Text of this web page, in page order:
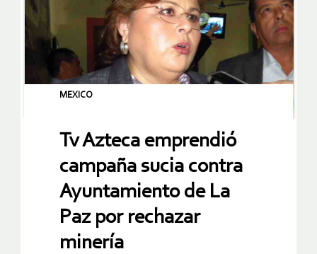
MEXICO
Tv Azteca emprendió
campaña sucia contra
Ayuntamiento de La
Paz por rechazar
minería